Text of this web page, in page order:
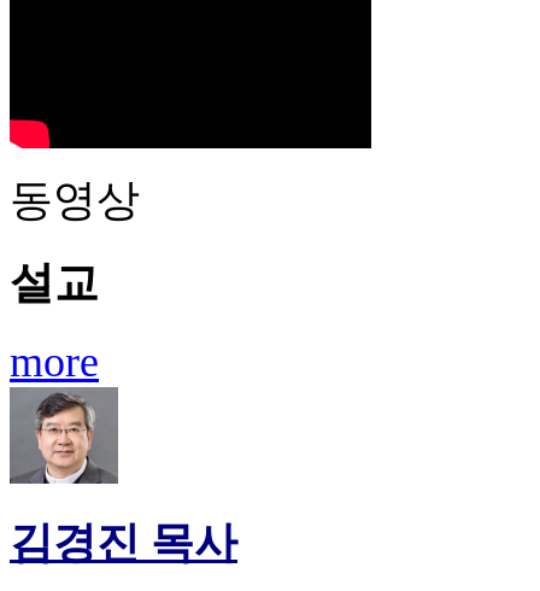
동영상
설교
more
김경진 목사